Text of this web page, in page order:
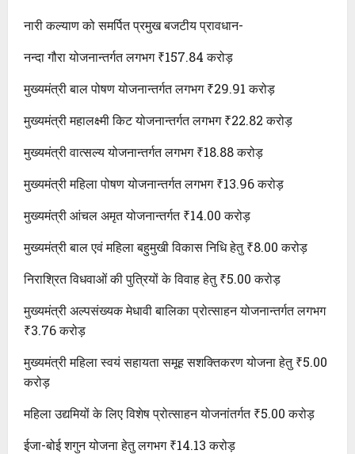
नारी कल्याण को समर्पित प्रमुख बजटीय प्रावधान-
नन्दा गौरा योजनान्तर्गत लगभग ₹157.84 करोड़
मुख्यमंत्री बाल पोषण योजनान्तर्गत लगभग ₹29.91 करोड़
मुख्यमंत्री महालक्ष्मी किट योजनान्तर्गत लगभग ₹22.82 करोड़
मुख्यमंत्री वात्सल्य योजनान्तर्गत लगभग ₹18.88 करोड़
मुख्यमंत्री महिला पोषण योजनान्तर्गत लगभग ₹13.96 करोड़
मुख्यमंत्री आंचल अमृत योजनान्तर्गत ₹14.00 करोड़
मुख्यमंत्री बाल एवं महिला बहुमुखी विकास निधि हेतु ₹8.00 करोड़
निराश्रित विधवाओं की पुत्रियों के विवाह हेतु ₹5.00 करोड़
मुख्यमंत्री अल्पसंख्यक मेधावी बालिका प्रोत्साहन योजनान्तर्गत लगभग
₹3.76 करोड़
मुख्यमंत्री महिला स्वयं सहायता समूह सशक्तिकरण योजना हेतु ₹5.00
करोड़
महिला उद्यमियों के लिए विशेष प्रोत्साहन योजनांतर्गत ₹5.00 करोड़
ईजा-बोई शगुन योजना हेतु लगभग ₹14.13 करोड़